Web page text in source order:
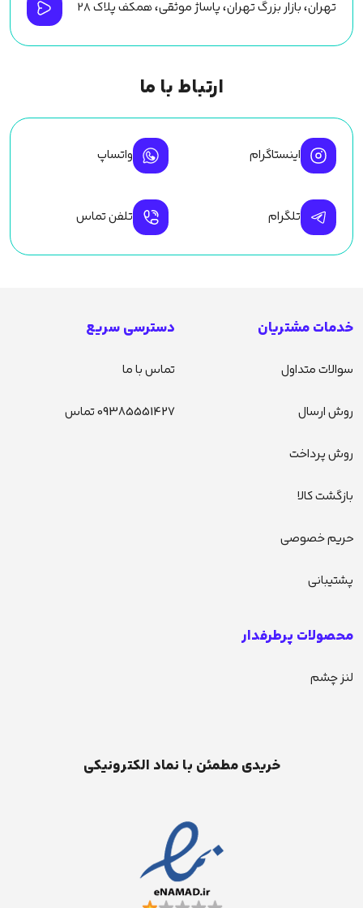
تهران، بازار بزرگ تهران، پاساژ موثقی، همکف پلاک ۲۸
ارتباط با ما
اینستاگرام واتساپ
تلگرام تلفن تماس
خدمات مشتریان
سوالات متداول
روش ارسال
روش پرداخت
بازگشت کالا
حریم خصوصی
پشتیبانی
دسترسی سریع
تماس با ما
09385551427 تماس
محصولات پرطرفدار
لنز چشم
خریدی مطمئن با نماد الکترونیکی